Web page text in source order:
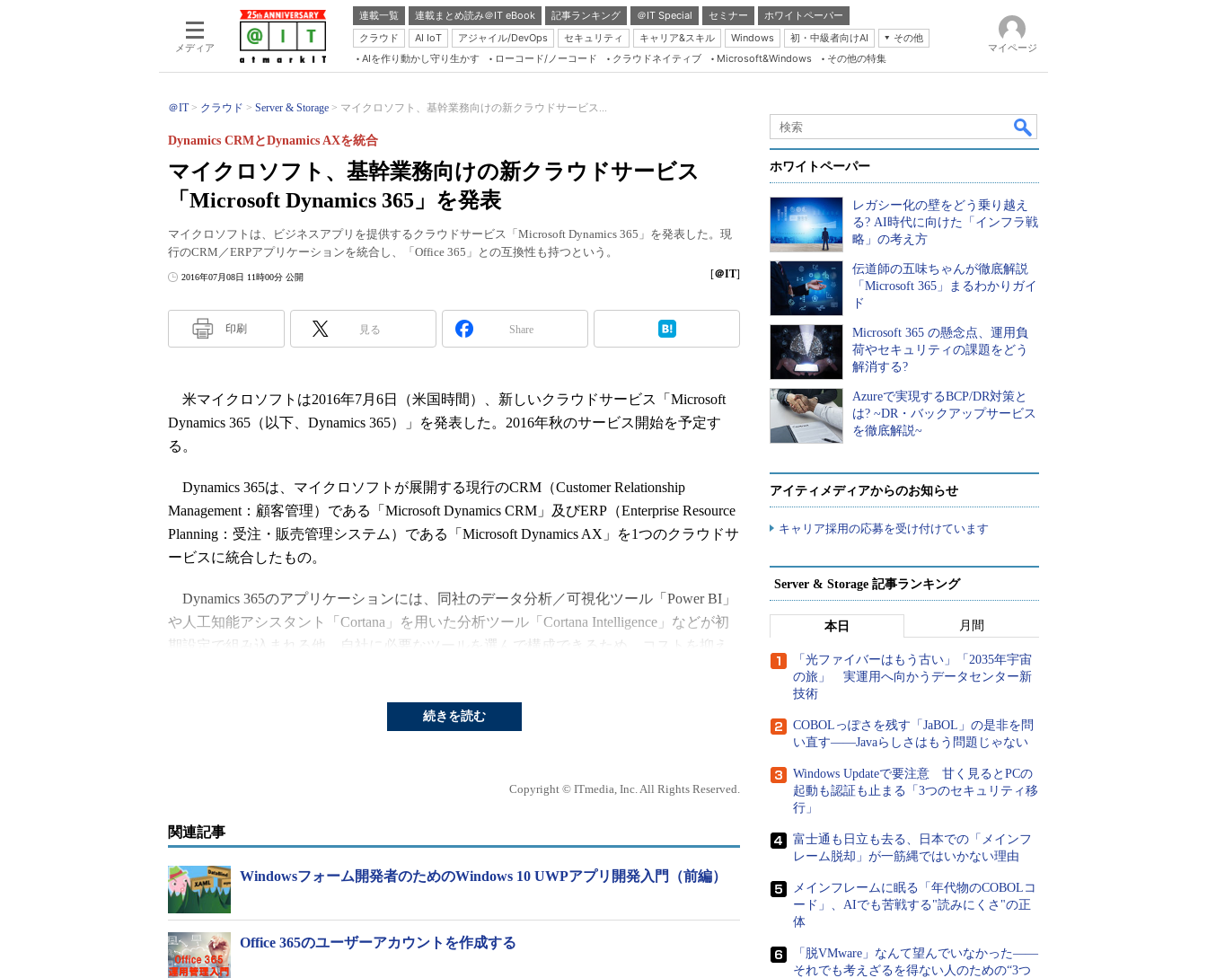
メディア
連載一覧 連載まとめ読み＠IT eBook 記事ランキング ＠IT Special セミナー
ホワイトペーパー
クラウド
AI IoT アジャイル/DevOps セキュリティ キャリア&スキル Windows 初・中級者向けAI
その他
Server & Storage
Database Expert
Linux ＆ OSS
Master of IP Network
Security & Trust
AIを作り動かし守り生かす ローコード/ノーコード クラウドネイティブ Microsoft&Windows その他の特集
マイページ
＠IT クラウド Server & Storage マイクロソフト、基幹業務向けの新クラウドサービス...
マイクロソフト、基幹業務向けの新クラウドサービス
「Microsoft Dynamics 365」を発表
Dynamics CRMとDynamics AXを統合
マイクロソフトは、ビジネスアプリを提供するクラウドサービス「Microsoft Dynamics 365」を発表した。現
行のCRM／ERPアプリケーションを統合し、「Office 365」との互換性も持つという。
2016年07月08日 11時00分 公開 [＠IT]
印刷 見る Share
米マイクロソフトは2016年7月6日（米国時間）、新しいクラウドサービス「Microsoft
Dynamics 365（以下、Dynamics 365）」を発表した。2016年秋のサービス開始を予定す
る。
Dynamics 365は、マイクロソフトが展開する現行のCRM（Customer Relationship
Management：顧客管理）である「Microsoft Dynamics CRM」及びERP（Enterprise Resource
Planning：受注・販売管理システム）である「Microsoft Dynamics AX」を1つのクラウドサ
ービスに統合したもの。
Dynamics 365のアプリケーションには、同社のデータ分析／可視化ツール「Power BI」
や人工知能アシスタント「Cortana」を用いた分析ツール「Cortana Intelligence」などが初
期設定で組み込まれる他、自社に必要なツールを選んで構成できるため、コストを抑え
続きを読む
Copyright © ITmedia, Inc. All Rights Reserved.
関連記事
Windowsフォーム開発者のためのWindows 10 UWPアプリ開発入門（前編）
Office 365のユーザーアカウントを作成する
ホワイトペーパー
レガシー化の壁をどう乗り越え
る? AI時代に向けた「インフラ戦
略」の考え方
伝道師の五味ちゃんが徹底解説
「Microsoft 365」まるわかりガイ
ド
Microsoft 365 の懸念点、運用負
荷やセキュリティの課題をどう
解消する?
Azureで実現するBCP/DR対策と
は? ~DR・バックアップサービス
を徹底解説~
アイティメディアからのお知らせ
キャリア採用の応募を受け付けています
Server & Storage 記事ランキング
本日 月間
「光ファイバーはもう古い」「2035年宇宙
の旅」 実運用へ向かうデータセンター新
技術
COBOLっぽさを残す「JaBOL」の是非を問
い直す――Javaらしさはもう問題じゃない
Windows Updateで要注意 甘く見るとPCの
起動も認証も止まる「3つのセキュリティ移
行」
富士通も日立も去る、日本での「メインフ
レーム脱却」が一筋縄ではいかない理由
メインフレームに眠る「年代物のCOBOLコ
ード」、AIでも苦戦する"読みにくさ"の正
体
「脱VMware」なんて望んでいなかった――
それでも考えざるを得ない人のための“3つ